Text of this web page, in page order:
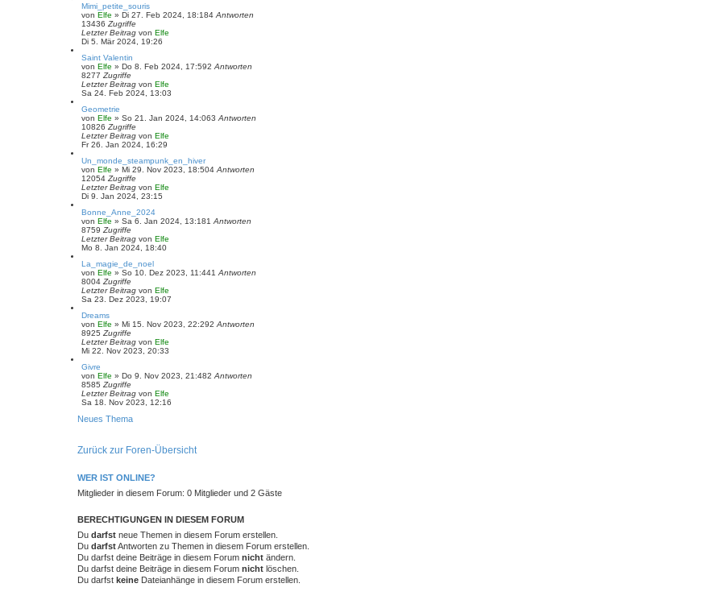
Mimi_petite_souris
von Elfe » Di 27. Feb 2024, 18:184 Antworten
13436 Zugriffe
Letzter Beitrag von Elfe
Di 5. Mär 2024, 19:26
Saint Valentin
von Elfe » Do 8. Feb 2024, 17:592 Antworten
8277 Zugriffe
Letzter Beitrag von Elfe
Sa 24. Feb 2024, 13:03
Geometrie
von Elfe » So 21. Jan 2024, 14:063 Antworten
10826 Zugriffe
Letzter Beitrag von Elfe
Fr 26. Jan 2024, 16:29
Un_monde_steampunk_en_hiver
von Elfe » Mi 29. Nov 2023, 18:504 Antworten
12054 Zugriffe
Letzter Beitrag von Elfe
Di 9. Jan 2024, 23:15
Bonne_Anne_2024
von Elfe » Sa 6. Jan 2024, 13:181 Antworten
8759 Zugriffe
Letzter Beitrag von Elfe
Mo 8. Jan 2024, 18:40
La_magie_de_noel
von Elfe » So 10. Dez 2023, 11:441 Antworten
8004 Zugriffe
Letzter Beitrag von Elfe
Sa 23. Dez 2023, 19:07
Dreams
von Elfe » Mi 15. Nov 2023, 22:292 Antworten
8925 Zugriffe
Letzter Beitrag von Elfe
Mi 22. Nov 2023, 20:33
Givre
von Elfe » Do 9. Nov 2023, 21:482 Antworten
8585 Zugriffe
Letzter Beitrag von Elfe
Sa 18. Nov 2023, 12:16
Neues Thema
Zurück zur Foren-Übersicht
WER IST ONLINE?
Mitglieder in diesem Forum: 0 Mitglieder und 2 Gäste
BERECHTIGUNGEN IN DIESEM FORUM
Du darfst neue Themen in diesem Forum erstellen.
Du darfstAntworten zu Themen in diesem Forum erstellen.
Du darfst deine Beiträge in diesem Forum nicht ändern.
Du darfst deine Beiträge in diesem Forum nicht löschen.
Du darfst keine Dateianhänge in diesem Forum erstellen.